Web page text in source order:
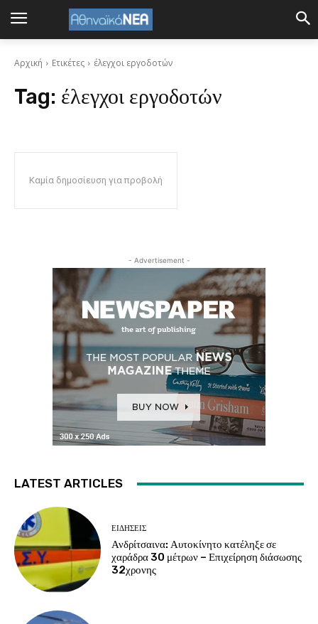
Αρχική Ετικέτες έλεγχοι εργοδοτών
Tag: έλεγχοι εργοδοτών
Καμία δημοσίευση για προβολή
- Advertisement -
LATEST ARTICLES
ΕΙΔΗΣΕΙΣ
Ανδρίτσαινα: Αυτοκίνητο κατέληξε σε
χαράδρα 30 μέτρων – Επιχείρηση διάσωσης
32χρονης